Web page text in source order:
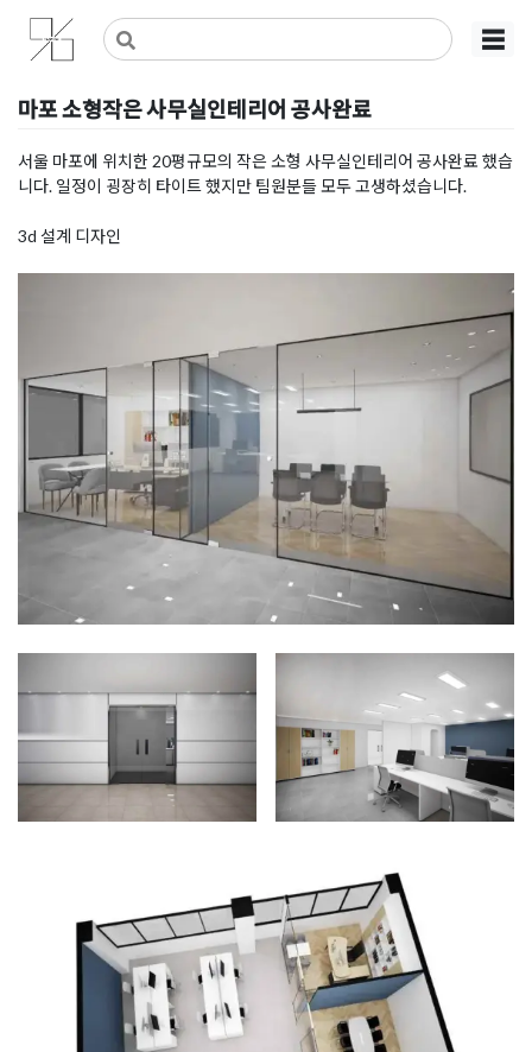
Skip
content
사무실인테리어 디자인 공사 비용견적 플랫폼
사무실인테리어 916
☰
마포 소형작은 사무실인테리어 공사완료
Posted on 2019년 12월 1일by DOPAMIN
서울 마포에 위치한 20평규모의 작은 소형 사무실인테리어 공사완료 했습
니다. 일정이 굉장히 타이트 했지만 팀원분들 모두 고생하셨습니다.
3d 설계 디자인